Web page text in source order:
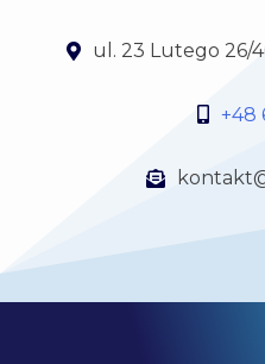
ul. 23 Lutego 26/
+48